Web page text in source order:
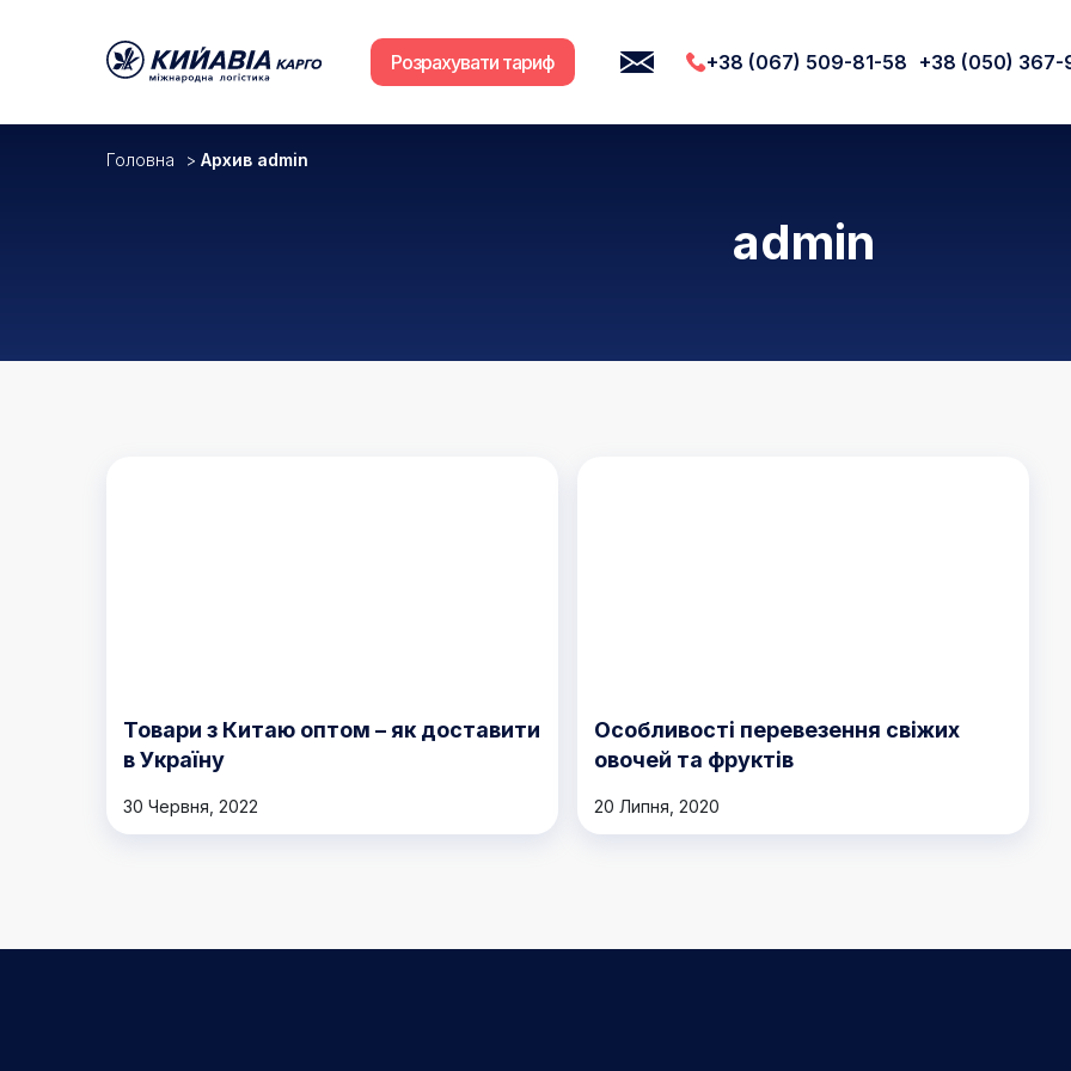
Розрахувати тариф +38 (067) 509-81-58 +38 (050) 367-
Головна > Архив admin
admin
Товари з Китаю оптом – як доставити
в Україну
30 Червня, 2022
Особливості перевезення свіжих
овочей та фруктів
20 Липня, 2020